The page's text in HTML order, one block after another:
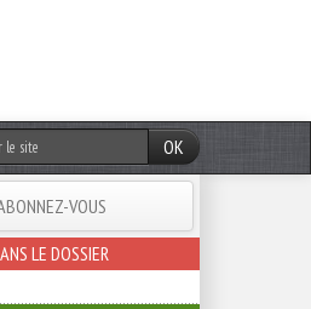
OK
VOUS
LE DOSSIER